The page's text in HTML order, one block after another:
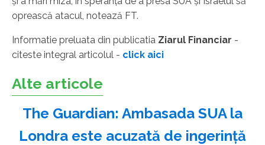
oprească atacul, notează FT.
Informatie preluata din publicatia Ziarul Financiar -
citeste integral articolul - click aici
Alte articole
The Guardian: Ambasada SUA la
Londra este acuzată de ingerinţă